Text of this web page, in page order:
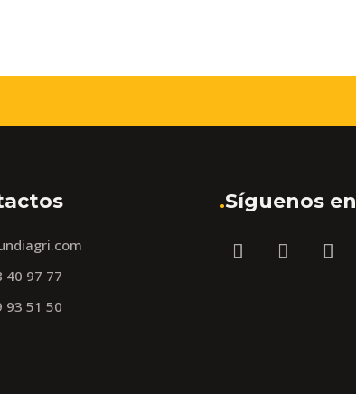
40 97 77
93 51 50
.Síguenos en